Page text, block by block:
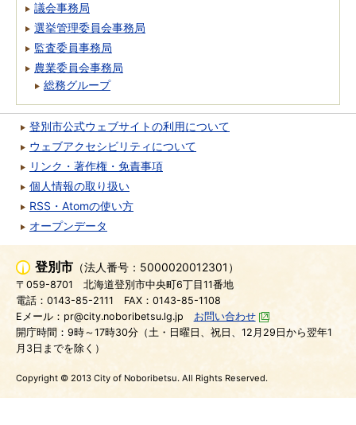
議会事務局
選挙管理委員会事務局
監査委員事務局
農業委員会事務局
総務グループ
登別市公式ウェブサイトの利用について
ウェブアクセシビリティについて
リンク・著作権・免責事項
個人情報の取り扱い
RSS・Atomの使い方
オープンデータ
登別市 （法人番号：5000020012301）
〒059-8701
北海道登別市中央町6丁目11番地
電話：0143-85-2111
FAX：0143-85-1108
Eメール：pr@city.noboribetsu.lg.jp
お問い合わせ
開庁時間：9時～17時30分（土・日曜日、祝日、12月29日から翌年1
月3日までを除く）
Copyright © 2013 City of Noboribetsu. All Rights Reserved.